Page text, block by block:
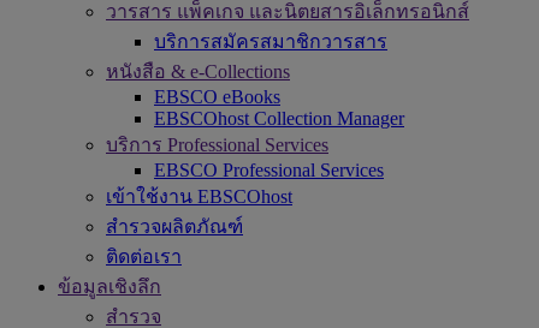
วารสาร แพ็คเกจ และนิตยสารอิเล็กทรอนิกส์
บริการสมัครสมาชิกวารสาร
หนังสือ & e-Collections
EBSCO eBooks
EBSCOhost Collection Manager
บริการ Professional Services
EBSCO Professional Services
เข้าใช้งาน EBSCOhost
สำรวจผลิตภัณฑ์
ติดต่อเรา
ข้อมูลเชิงลึก
สำรวจ